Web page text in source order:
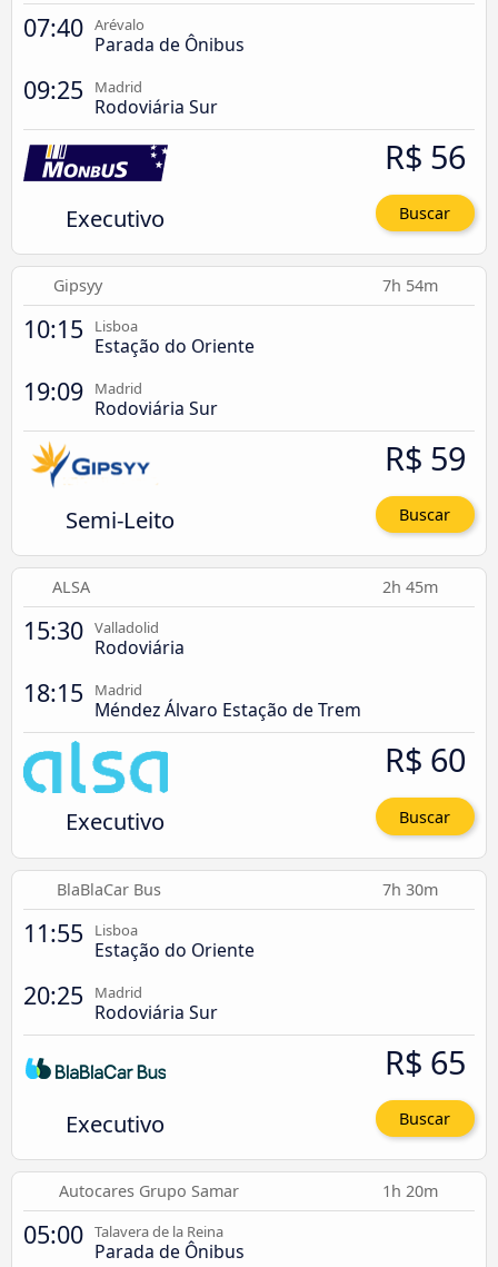
07:40 Arévalo
Parada de Ônibus
09:25 Madrid
Rodoviária Sur
Executivo
R$ 56
Buscar
Gipsyy 7h 54m
10:15 Lisboa
Estação do Oriente
19:09 Madrid
Rodoviária Sur
Semi-Leito
R$ 59
Buscar
ALSA 2h 45m
15:30 Valladolid
Rodoviária
18:15 Madrid
Méndez Álvaro Estação de Trem
Executivo
R$ 60
Buscar
BlaBlaCar Bus 7h 30m
11:55 Lisboa
Estação do Oriente
20:25 Madrid
Rodoviária Sur
Executivo
R$ 65
Buscar
Autocares Grupo Samar 1h 20m
05:00 Talavera de la Reina
Parada de Ônibus